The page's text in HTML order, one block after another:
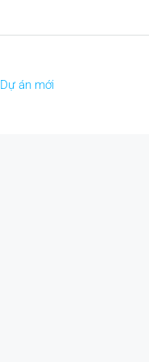
Dự án mới